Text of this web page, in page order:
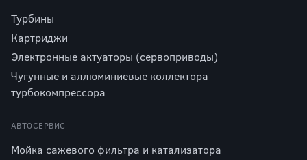
Турбины
Картриджи
Электронные актуаторы (сервоприводы)
Чугунные и аллюминиевые коллектора
турбокомпрессора
АВТОСЕРВИС
Мойка сажевого фильтра и катализатора